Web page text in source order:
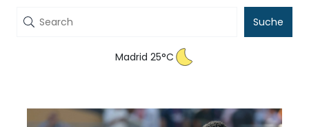
Suche
Madrid 25°C